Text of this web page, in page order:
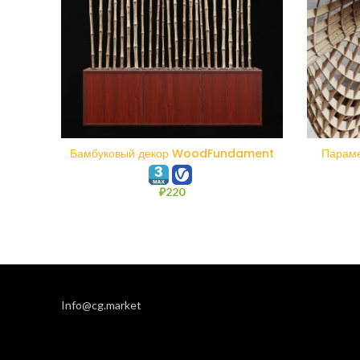
В КОРЗИНУ
Бамбуковый декор WoodFundament
₽220
Info@cg.market